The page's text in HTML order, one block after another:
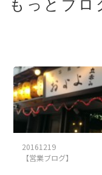
もっとブロ
20161219
【営業ブログ】